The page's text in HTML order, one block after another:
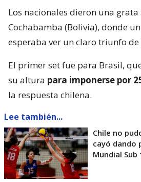
Los nacionales dieron una grata
Cochabamba (Bolivia), donde
esperaba ver un claro triunfo
El primer set fue para Brasil,
su altura para imponerse por
la respuesta chilena.
Lee también...
Chile no
cayó dando
Mundial Sub